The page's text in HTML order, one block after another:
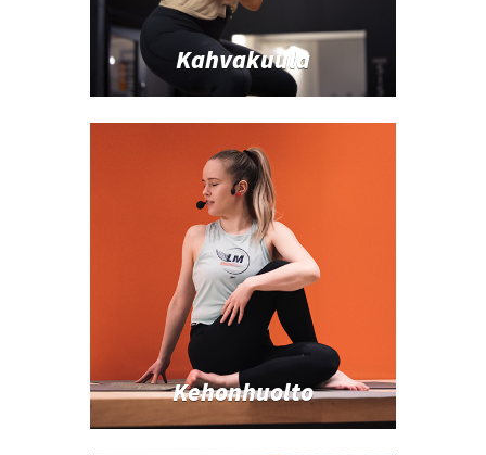
Kahvakuula
Kehonhuolto